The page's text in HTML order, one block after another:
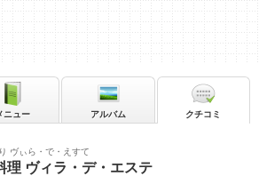
ヴぃら・で・えすて
理 ヴィラ・デ・エステ
ニュー アルバム クチコミ